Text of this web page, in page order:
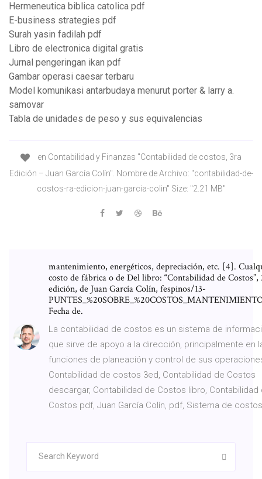
Hermeneutica biblica catolica pdf
E-business strategies pdf
Surah yasin fadilah pdf
Libro de electronica digital gratis
Jurnal pengeringan ikan pdf
Gambar operasi caesar terbaru
Model komunikasi antarbudaya menurut porter & larry a.
samovar
Tabla de unidades de peso y sus equivalencias
en Contabilidad y Finanzas "Contabilidad de costos, 3ra
Edición – Juan García Colín". Nombre de Archivo: "contabilidad-de-
costos-ra-edicion-juan-garcia-colin" Size: "2.21 MB"
mantenimiento, energéticos, depreciación, etc. [4].
costo de fábrica o de Del libro: “Contabilidad de Costos”,
edición, de Juan García Colín, fespinos/13-
Fecha de.
La contabilidad de costos es un sistema de
que sirve de apoyo a la di­rección, principalmente en
funciones de planeación y control de sus
Contabilidad de costos 3ed, Contabilidad de Costos
descargar, Contabilidad de Costos libro, Contabilidad
Costos pdf, Juan García Colín, pdf, Sistema de